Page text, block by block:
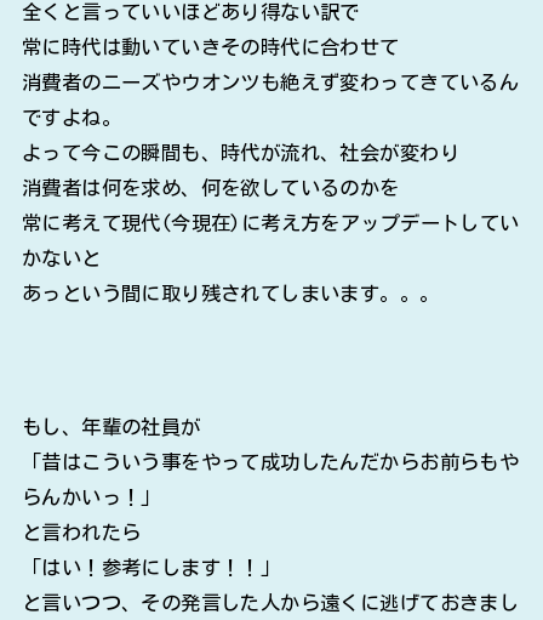
全くと言っていいほどあり得ない訳で
常に時代は動いていきその時代に合わせて
消費者のニーズやウオンツも絶えず変わってきているん
ですよね。
よって今この瞬間も、時代が流れ、社会が変わり
消費者は何を求め、何を欲しているのかを
常に考えて現代(今現在)に考え方をアップデートしてい
かないと
あっという間に取り残されてしまいます。。。
もし、年輩の社員が
「昔はこういう事をやって成功したんだからお前らもや
らんかいっ！」
と言われたら
「はい！参考にします！！」
と言いつつ、その発言した人から遠くに逃げておきまし